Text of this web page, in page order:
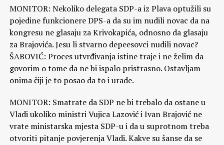
MONITOR: Nekoliko delegata SDP-a iz Plava optužili su
pojedine funkcionere DPS-a da su im nudili novac da na
kongresu ne glasaju za Krivokapića, odnosno da glasaju
za Brajovića. Jesu li stvarno depeesovci nudili novac?
ŠABOVIĆ: Proces utvrđivanja istine traje i ne želim da
govorim o tome da ne bi ispalo pristrasno. Ostavljam
onima čiji je to posao da to i urade.
MONITOR: Smatrate da SDP ne bi trebalo da ostane u
Vladi ukoliko ministri Vujica Lazović i Ivan Brajović ne
vrate ministarska mjesta SDP-u i da u suprotnom treba
otvoriti pitanje povjerenja Vladi. Kakve su šanse da se